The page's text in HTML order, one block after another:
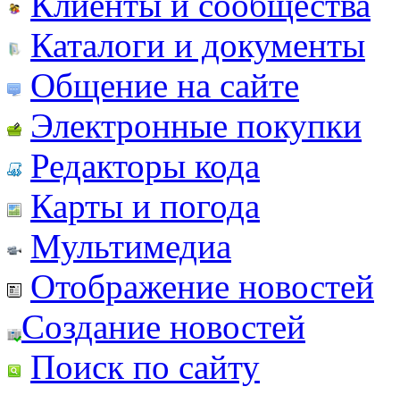
Каталоги и документы
Общение на сайте
Электронные покупки
Редакторы кода
Карты и погода
Мультимедиа
Отображение новостей
Создание новостей
Поиск по сайту